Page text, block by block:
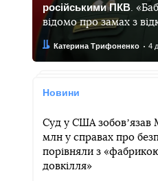
російськими ПКВ.
відомо про замах з
Автор:
Катерина Трифоненко
Дата: 4
Новини
Суд у США зобовʼязав
млн у справах про
порівняли з
довкілля»